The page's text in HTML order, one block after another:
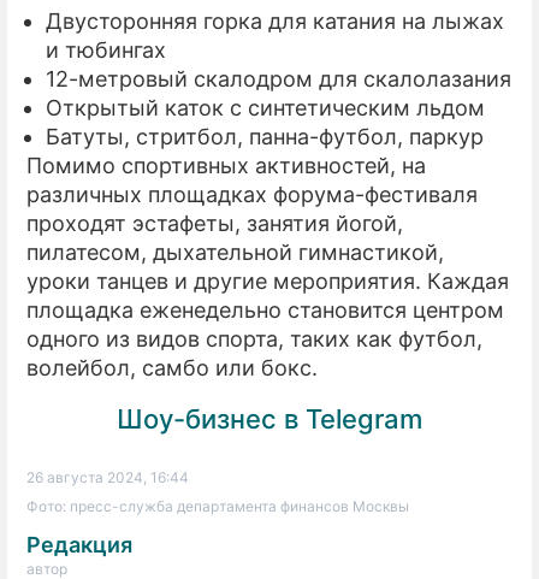
Двусторонняя горка для катания на лыжах
и тюбингах
12-метровый скалодром для скалолазания
Открытый каток с синтетическим льдом
Батуты, стритбол, панна-футбол, паркур
Помимо спортивных активностей, на
различных площадках форума-фестиваля
проходят эстафеты, занятия йогой,
пилатесом, дыхательной гимнастикой,
уроки танцев и другие мероприятия. Каждая
площадка еженедельно становится центром
одного из видов спорта, таких как футбол,
волейбол, самбо или бокс.
Шоу-бизнес в Telegram
26 августа 2024, 16:44
Фото: пресс-служба департамента финансов Москвы
Редакция
автор